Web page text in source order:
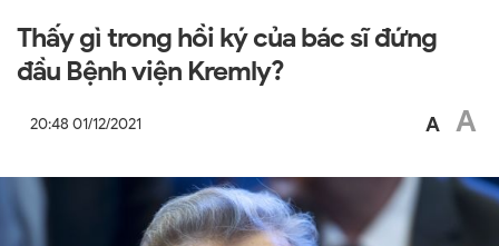
Thấy gì trong hồi ký của bác sĩ đứng
đầu Bệnh viện Kremly?
20:48 01/12/2021 A A